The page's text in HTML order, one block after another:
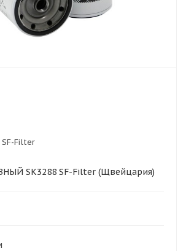
SF-Filter
SK3288 SF-Filter (Щвейцария)